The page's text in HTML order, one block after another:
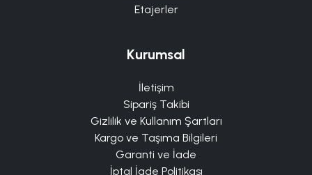
Etajerler
Kurumsal
İletişim
Sipariş Takibi
Gizlilik ve Kullanım Şartları
Kargo ve Taşıma Bilgileri
Garanti ve İade
İptal İade Politikası